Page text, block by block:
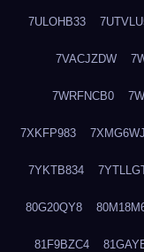
7ULOHB33
7VACJZDW
7WRFNCB0
7XKFP983
7YKTB834
80G20QY8
81F9BZC4